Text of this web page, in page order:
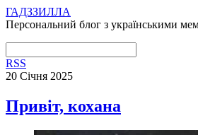
ГАДЗЗИЛЛА
Персональний блог з українськими
RSS
20 Січня 2025
Привіт, кохана